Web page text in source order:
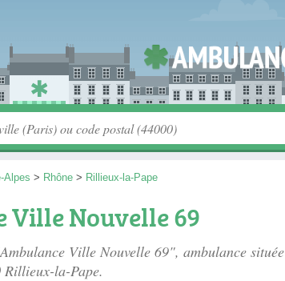
Alpes > Rhône > Rillieux-la-Pape
Ville Nouvelle 69
Ville Nouvelle 69", ambulance située
Rillieux-la-Pape.